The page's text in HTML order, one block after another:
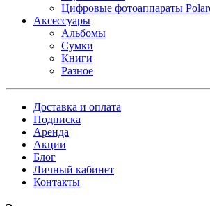
Цифровые фотоаппараты
Аксессуары
Альбомы
Сумки
Книги
Разное
Доставка и оплата
Подписка
Аренда
Акции
Блог
Личный кабинет
Контакты